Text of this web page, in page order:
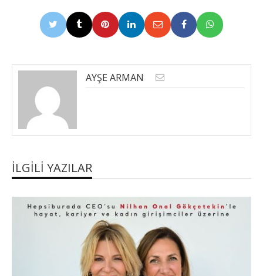
AYŞE ARMAN
İLGILI YAZILAR